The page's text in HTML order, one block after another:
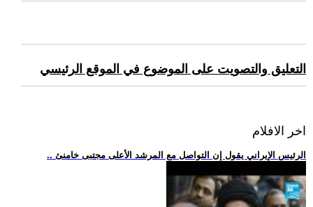
التعليق والتصويت على الموضوع في الموقع الرئيسي
اخر الافلام
.. الرئيس الإيراني يقول إن التواصل مع المرشد الأعلى مجتبى خامنئ